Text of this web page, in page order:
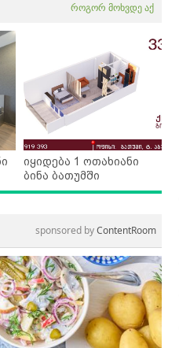
როგორ მოხვდე აქ
იყიდება 1 ოთახიანი
ბინა ბათუმში
sponsored byContentRoom